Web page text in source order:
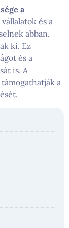
a
vállalatok és a
abban,
ki. Ez
és a
is. A
a